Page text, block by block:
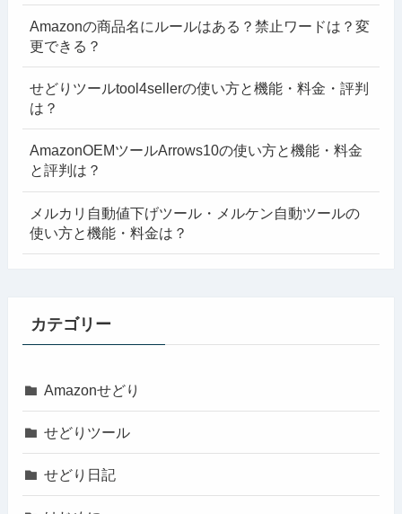
Amazonの商品名にルールはある？禁止ワードは？変
更できる？
せどりツールtool4sellerの使い方と機能・料金・評判
は？
AmazonOEMツールArrows10の使い方と機能・料金
と評判は？
メルカリ自動値下げツール・メルケン自動ツールの
使い方と機能・料金は？
カテゴリー
Amazonせどり
せどりツール
せどり日記